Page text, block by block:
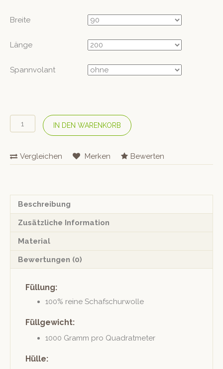
Breite
Länge
Spannvolant
TRINATURA
Wollauflage
Duo
Menge
IN DEN WARENKORB
Vergleichen Merken Bewerten
Beschreibung
Zusätzliche Information
Material
Bewertungen (0)
Füllung:
100% reine Schafschurwolle
Füllgewicht:
1000 Gramm pro Quadratmeter
Hülle: